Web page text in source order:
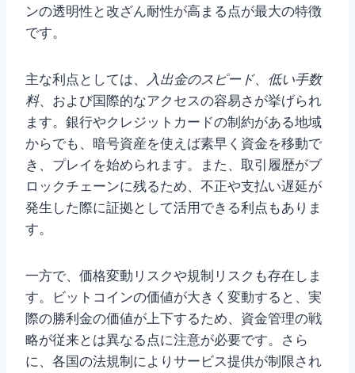
ンの透明性と改ざん耐性が高まる点が最大の特徴
です。
主な利点としては、 入出金のスピード、 低い手数
料、および国際的なアクセスの容易さが挙げられ
ます。銀行やクレジットカードの制約がある地域
からでも、暗号資産を使えば素早く資金を移動で
き、プレイを始められます。また、取引履歴がブ
ロックチェーンに残るため、不正や支払い遅延が
発生した際に証拠として活用できる利点もありま
す。
一方で、価格変動リスクや規制リスクも存在しま
す。ビットコインの価値が大きく変動すると、実
際の勝利金の価値が上下するため、資金管理の戦
略が従来とは異なる点に注意が必要です。さら
に、各国の法規制によりサービス提供が制限され